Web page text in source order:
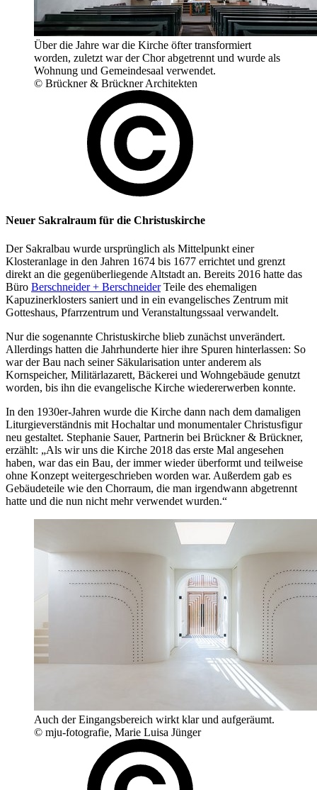
Über die Jahre war die Kirche öfter transformiert
worden, zuletzt war der Chor abgetrennt und wurde als
Wohnung und Gemeindesaal verwendet.
© Brückner & Brückner Architekten
Neuer Sakralraum für die Christuskirche
Der Sakralbau wurde ursprünglich als Mittelpunkt einer
Klosteranlage in den Jahren 1674 bis 1677 errichtet und grenzt
direkt an die gegenüberliegende Altstadt an. Bereits 2016 hatte das
Büro Berschneider + BerschneiderTeile des ehemaligen
Kapuzinerklosters saniert und in ein evangelisches Zentrum mit
Gotteshaus, Pfarrzentrum und Veranstaltungssaal verwandelt.
Nur die sogenannte Christuskirche blieb zunächst unverändert.
Allerdings hatten die Jahrhunderte hier ihre Spuren hinterlassen: So
war der Bau nach seiner Säkularisation unter anderem als
Kornspeicher, Militärlazarett, Bäckerei und Wohngebäude genutzt
worden, bis ihn die evangelische Kirche wiedererwerben konnte.
In den 1930er-Jahren wurde die Kirche dann nach dem damaligen
Liturgieverständnis mit Hochaltar und monumentaler Christusfigur
neu gestaltet. Stephanie Sauer, Partnerin bei Brückner & Brückner,
erzählt: „Als wir uns die Kirche 2018 das erste Mal angesehen
haben, war das ein Bau, der immer wieder überformt und teilweise
ohne Konzept weitergeschrieben worden war. Außerdem gab es
Gebäudeteile wie den Chorraum, die man irgendwann abgetrennt
hatte und die nun nicht mehr verwendet wurden.“
Auch der Eingangsbereich wirkt klar und aufgeräumt.
© mju-fotografie, Marie Luisa Jünger